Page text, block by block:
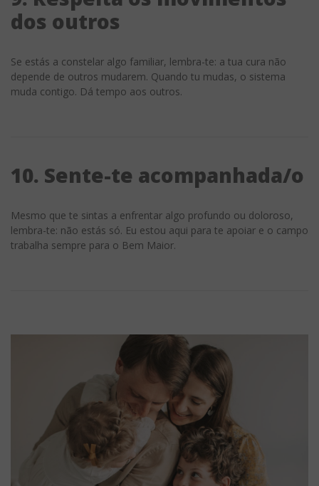
dos outros
Se estás a constelar algo familiar, lembra-te: a tua cura não
depende de outros mudarem. Quando tu mudas, o sistema
muda contigo. Dá tempo aos outros.
10. Sente-te acompanhada/o
Mesmo que te sintas a enfrentar algo profundo ou doloroso,
lembra-te: não estás só. Eu estou aqui para te apoiar e o campo
trabalha sempre para o Bem Maior.